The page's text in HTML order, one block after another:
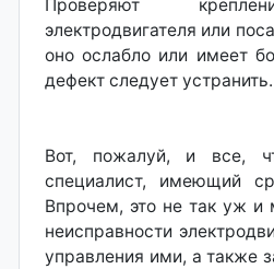
Проверяют
электродвигателя или
оно ослабло или имеет
дефект следует устранить.
Вот, пожалуй, и все,
специалист, имеющий
Впрочем, это не так уж и
неисправности
управления ими, а также